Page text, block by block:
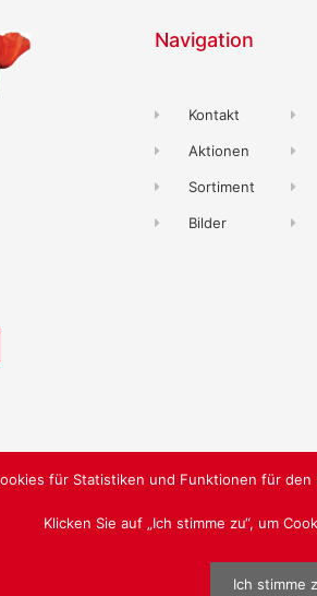
Navigation
Kontakt
Aktionen
Sortiment
Bilder
für Statistiken und Funktionen für
Klicken Sie auf „Ich stimme zu“, um
Ich stimme